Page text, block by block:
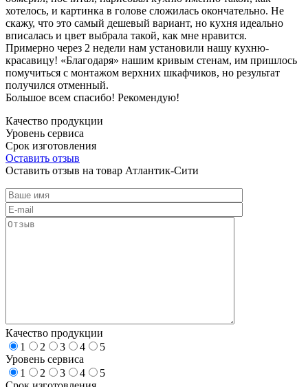
хотелось, и картинка в голове сложилась окончательно. Не
скажу, что это самый дешевый вариант, но кухня идеально
вписалась и цвет выбрала такой, как мне нравится.
Примерно через 2 недели нам установили нашу кухню-
красавицу! «Благодаря» нашим кривым стенам, им пришлось
помучиться с монтажом верхних шкафчиков, но результат
получился отменный.
Большое всем спасибо! Рекомендую!
Качество продукции
Уровень сервиса
Срок изготовления
Оставить отзыв
Оставить отзыв на товар Атлантик-Сити
Качество продукции
1
2 3 4
5
Уровень сервиса
1
2 3 4
5